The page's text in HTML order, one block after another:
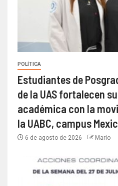
POLÍTICA
Estudiantes de
de la UAS fortalecen
académica con la
la UABC, campus
6 de agosto de 2026 Mario